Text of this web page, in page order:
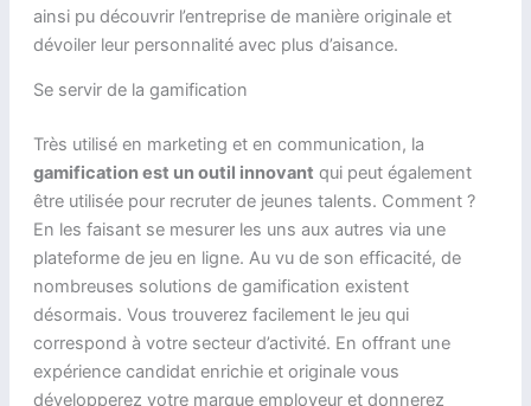
ainsi pu découvrir l’entreprise de manière originale et
dévoiler leur personnalité avec plus d’aisance.
Se servir de la gamification
Très utilisé en marketing et en communication, la
gamification est un outil innovant qui peut également
être utilisée pour recruter de jeunes talents. Comment ?
En les faisant se mesurer les uns aux autres via une
plateforme de jeu en ligne. Au vu de son efficacité, de
nombreuses solutions de gamification existent
désormais. Vous trouverez facilement le jeu qui
correspond à votre secteur d’activité. En offrant une
expérience candidat enrichie et originale vous
développerez votre marque employeur et donnerez